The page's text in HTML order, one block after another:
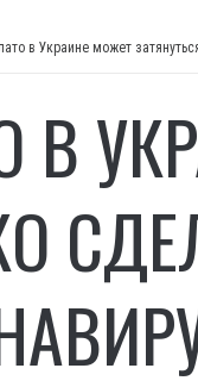
в Украине может
В